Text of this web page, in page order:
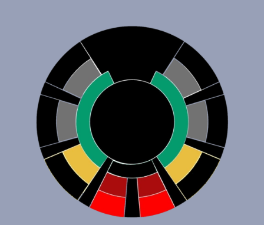
– Malabaristes increïbles
– El gran Marco amb la bicicleta més petita del món
No deixis escapar l’oportunitat de viure una experiència
familiar única, sota la gran carpa blanca climatitzada i en
una de les sales més còmodes d’Europa.
CIRC, MÀGIA I DIVERSIÓ PER A TOTA LA FAMÍLIA
Un espectacle que uneix generacions.